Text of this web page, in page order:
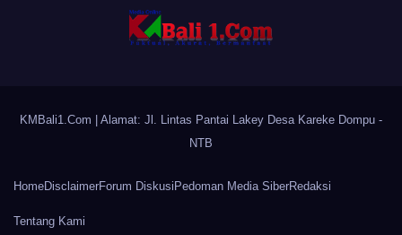
KMBali1.Com
| Alamat: Jl. Lintas Pantai Lakey Desa Kareke Dompu -
NTB
HomeDisclaimerForum Diskusi Pedoman Media SiberRedaksi
Tentang Kami